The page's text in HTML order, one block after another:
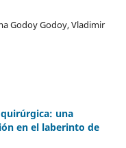
Godoy Godoy, Vladimir
una
en el laberinto de